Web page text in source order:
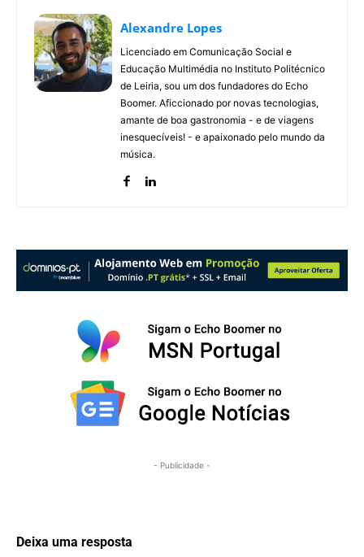
Alexandre Lopes
Licenciado em Comunicação Social e
Educação Multimédia no Instituto Politécnico
de Leiria, sou um dos fundadores do Echo
Boomer. Aficcionado por novas tecnologias,
amante de boa gastronomia - e de viagens
inesquecíveis! - e apaixonado pelo mundo da
música.
- Publicidade -
Deixa uma resposta